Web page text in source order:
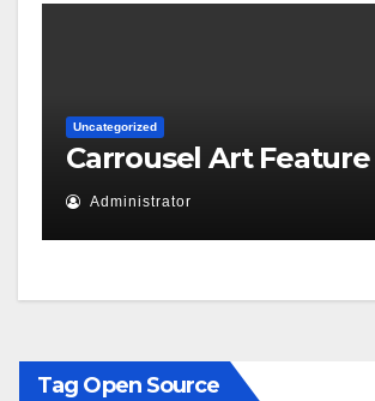
Uncategorized
Carrousel Art Feature
Administrator
Tag Open Source